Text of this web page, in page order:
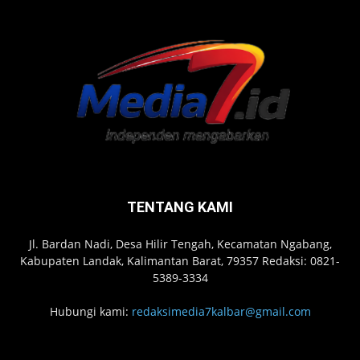
TENTANG KAMI
Jl. Bardan Nadi, Desa Hilir Tengah, Kecamatan Ngabang,
Kabupaten Landak, Kalimantan Barat, 79357 Redaksi: 0821-
5389-3334
Hubungi kami: redaksimedia7kalbar@gmail.com